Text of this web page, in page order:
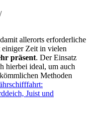
allerorts erforderliche
einiger Zeit in vielen
präsent. Der Einsatz
hierbei ideal, um auch
Methoden
Juist und